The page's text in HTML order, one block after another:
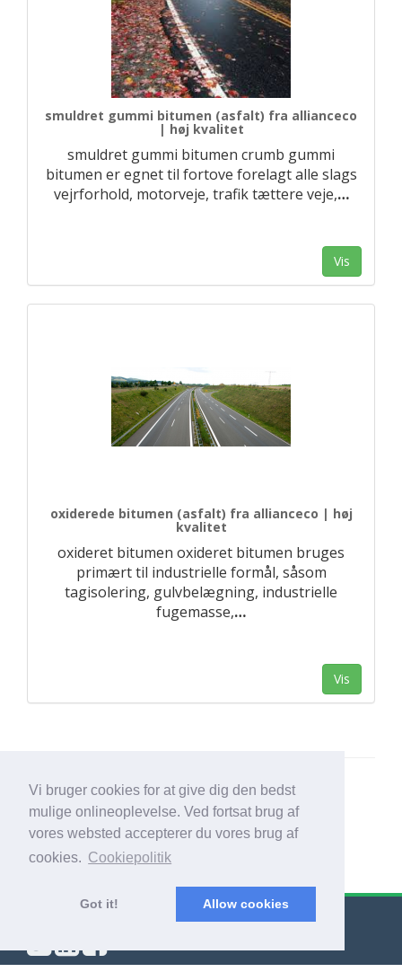
Vi bruger cookies for at give dig den bedst
mulige onlineoplevelse. Ved fortsat brug af
vores websted accepterer du vores brug af
cookies. Cookiepolitik
Got it! Allow cookies
smuldret gummi bitumen (asfalt) fra allianceco
| høj kvalitet
smuldret gummi bitumen crumb gummi
bitumen er egnet til fortove forelagt alle slags
vejrforhold, motorveje, trafik tættere veje,…
Vis
oxiderede bitumen (asfalt) fra allianceco | høj
kvalitet
oxideret bitumen oxideret bitumen bruges
primært til industrielle formål, såsom
tagisolering, gulvbelægning, industrielle
fugemasse,…
Vis
© Export Worldwide 2026